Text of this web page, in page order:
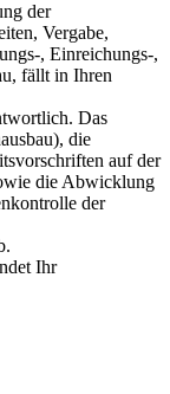
der
Vergabe,
, Einreichungs-,
fällt in Ihren
Das
die
auf der
die Abwicklung
der
Ihr